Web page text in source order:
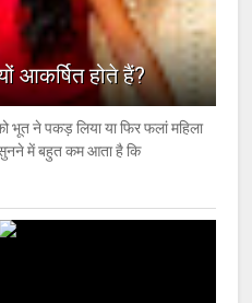
आकर्षित होते हैं?
ने पकड़ लिया या फिर फलां महिला
में बहुत कम आता है कि